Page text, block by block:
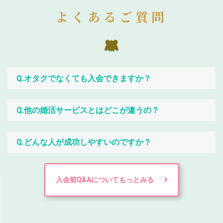
よくあるご質問
Q.オタクでなくても入会できますか？
Q.他の婚活サービスとはどこが違うの？
Q.どんな人が成功しやすいのですか？
入会前Q&Aについてもっとみる